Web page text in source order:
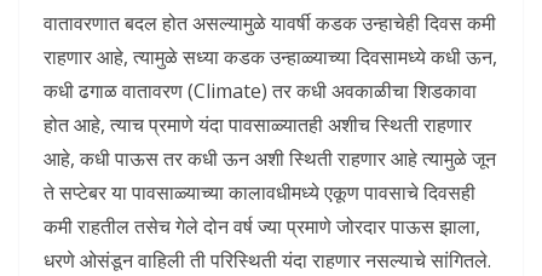
वातावरणात बदल होत असल्यामुळे यावर्षी कडक उन्हाचेही दिवस कमी
राहणार आहे, त्यामुळे सध्या कडक उन्हाळ्याच्या दिवसामध्ये कधी ऊन,
कधी ढगाळ वातावरण (Climate) तर कधी अवकाळीचा शिडकावा
होत आहे, त्याच प्रमाणे यंदा पावसाळ्यातही अशीच स्थिती राहणार
आहे, कधी पाऊस तर कधी ऊन अशी स्थिती राहणार आहे त्यामुळे जून
ते सप्टेबर या पावसाळ्याच्या कालावधीमध्ये एकूण पावसाचे दिवसही
कमी राहतील तसेच गेले दोन वर्ष ज्या प्रमाणे जोरदार पाऊस झाला,
धरणे ओसंडून वाहिली ती परिस्थिती यंदा राहणार नसल्याचे सांगितले.